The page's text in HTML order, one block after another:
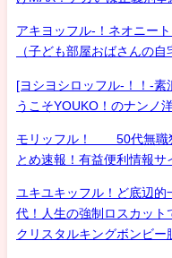
アキヨッフル-！ネオニー
（子ども部屋おばさんの自
[ヨシヨシロッフル-！！-素
うこそYOUKO！のナンノ
モリッフル！ 50代無職
とめ速報！有益便利情報
ユキユキッフル！ど底辺的
代！人生の強制ロスカット
クリスタルキングボンビー